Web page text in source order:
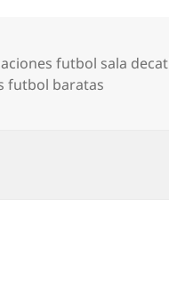
futbol sala
futbol baratas